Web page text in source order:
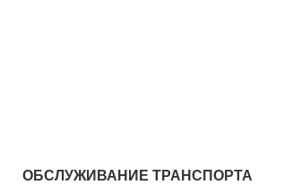
ОБСЛУЖИВАНИЕ ТРАНСПОРТА